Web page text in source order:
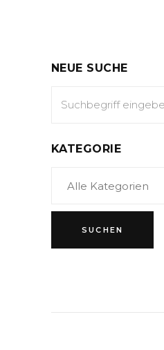
NEUE SUCHE
KATEGORIE